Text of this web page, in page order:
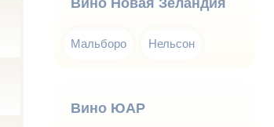
Вино Новая Зеландия
Мальборо Нельсон
Вино ЮАР